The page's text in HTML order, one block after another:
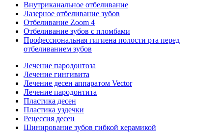
Внутриканальное отбеливание
Лазерное отбеливание зубов
Отбеливание Zoom 4
Отбеливание зубов с пломбами
Профессиональная гигиена полости рта перед
отбеливанием зубов
Лечение пародонтоза
Лечение гингивита
Лечение десен аппаратом Vector
Лечение пародонтита
Пластика десен
Пластика уздечки
Рецессия десен
Шинирование зубов гибкой керамикой